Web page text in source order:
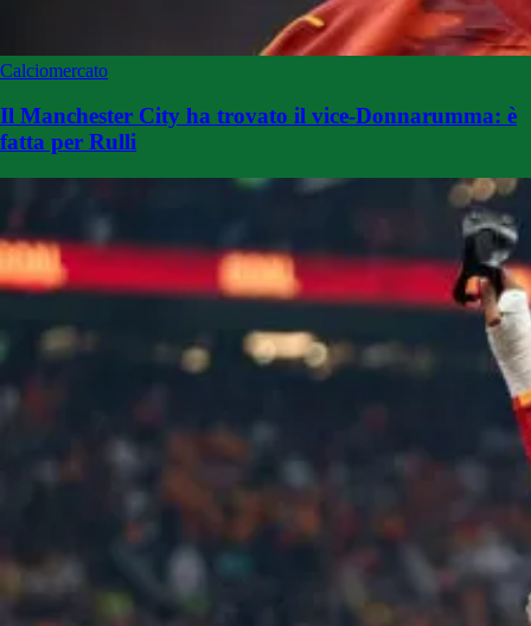
Calciomercato
Il Manchester City ha trovato il vice-Donnarumma: è
fatta per Rulli